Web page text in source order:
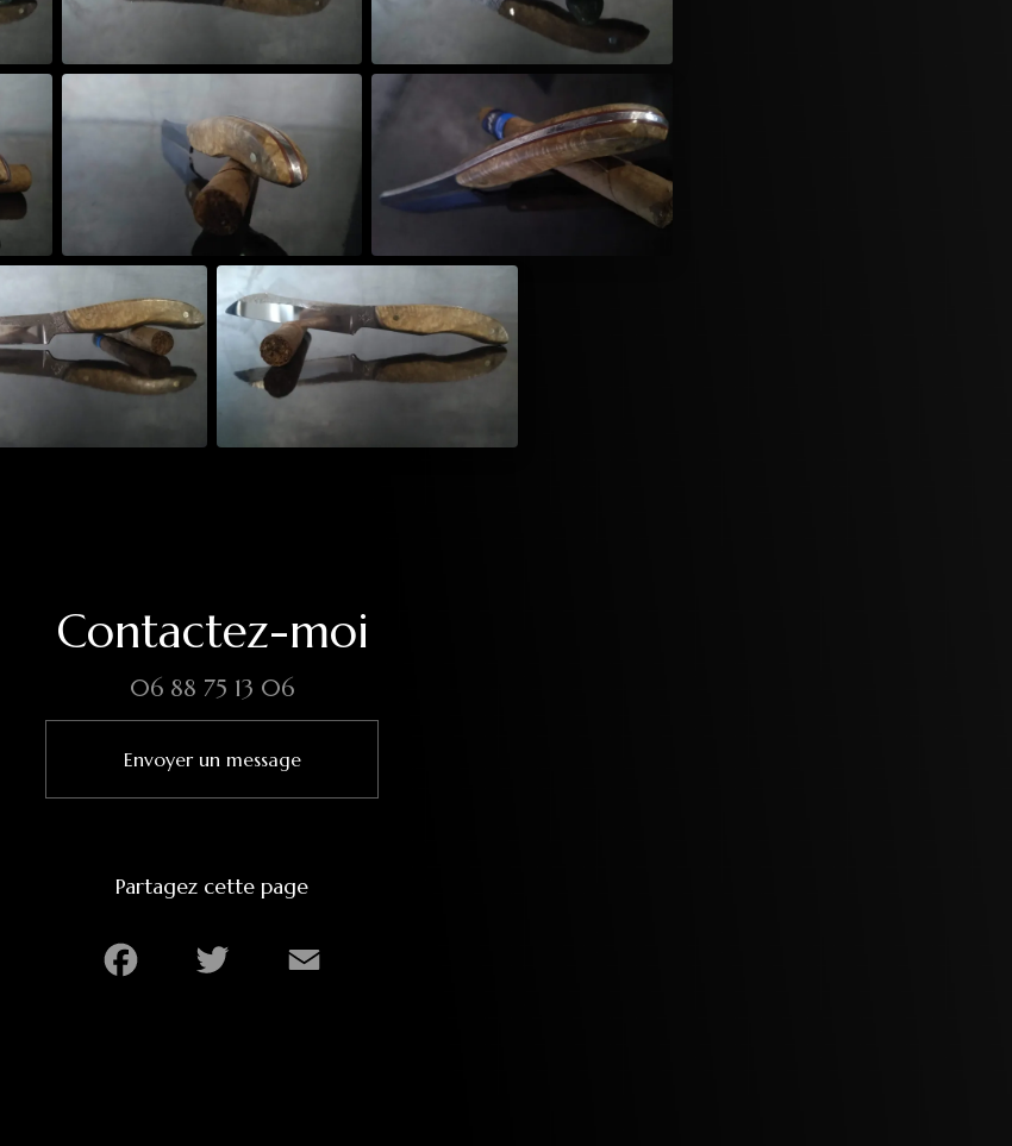
Contactez-moi
06 88 75 13 06
Envoyer un message
Partagez cette page